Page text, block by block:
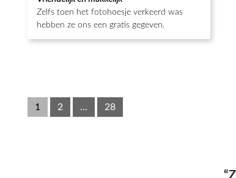
5uit 5
Zelfs toen het fotohoesje verkeerd was
hebben ze ons een gratis gegeven.
1 2 ... 28